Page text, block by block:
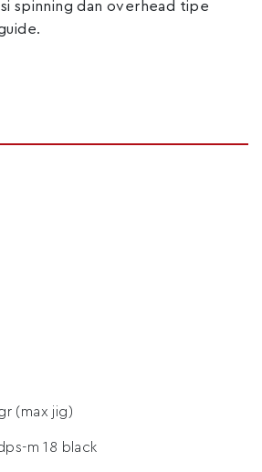
spinning dan overhead tipe
(max jig)
m 18 black